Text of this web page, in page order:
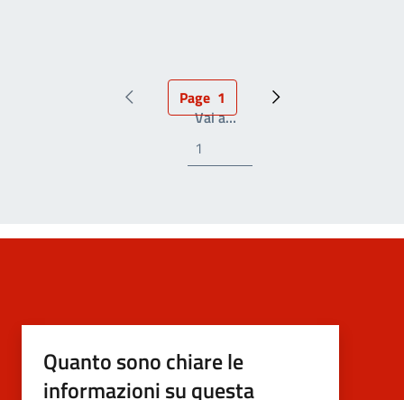
Pagina precedentePagina attuale
Page 1 Prossima pagina
Vai a…Write the page number
Quanto sono chiare le
informazioni su questa